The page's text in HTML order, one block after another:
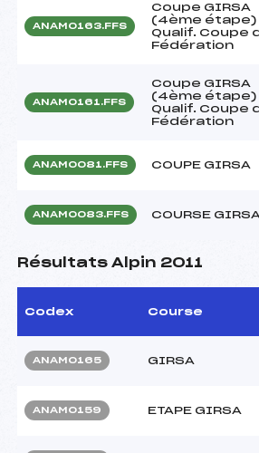
ANAM0163.FFS
Coupe GIRSA
(4ème étape)
Qualif. Coupe
Fédération
ANAM0161.FFS
Coupe GIRSA
(4ème étape)
Qualif. Coupe
Fédération
ANAM0081.FFS COUPE GIRSA
ANAM0083.FFS COURSE GIRSA
Résultats Alpin 2011
Codex Course
ANAM0165 GIRSA
ANAM0159 ETAPE GIRSA